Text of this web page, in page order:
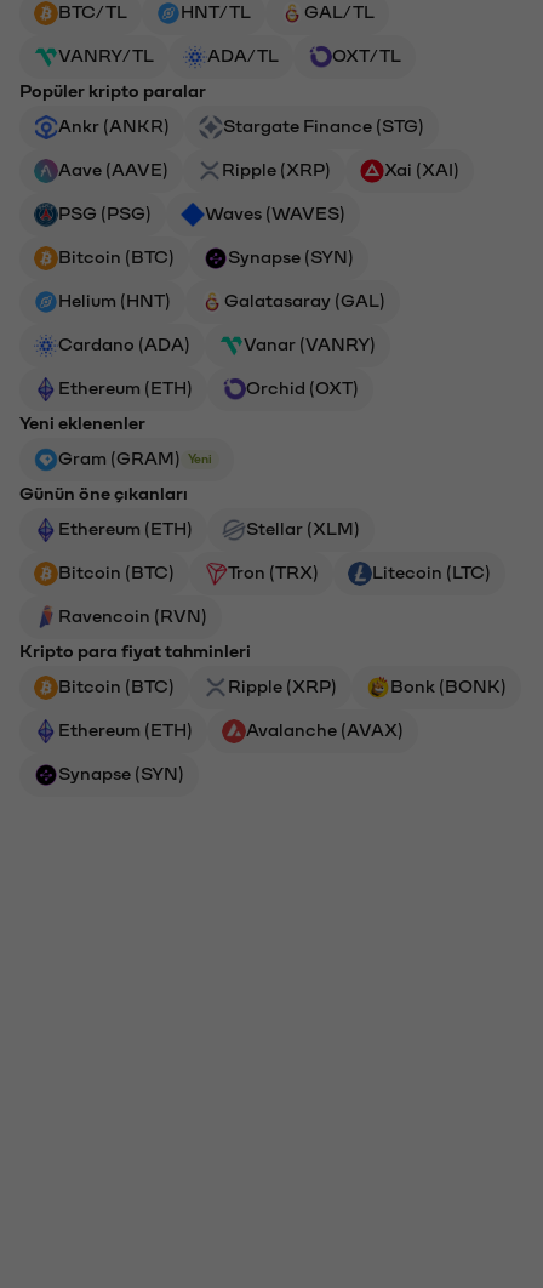
BTC/TL HNT/TL GAL/TL
VANRY/TL ADA/TL
OXT/TL
Popüler kripto paralar
Ankr (ANKR)
Stargate Finance (STG)
Aave (AAVE) Ripple (XRP) Xai (XAI)
PSG (PSG) Waves (WAVES)
Bitcoin (BTC) Synapse (SYN)
Helium (HNT) Galatasaray (GAL)
Cardano (ADA) Vanar (VANRY)
Ethereum (ETH)
Orchid (OXT)
Yeni eklenenler
Gram (GRAM)
Yeni
Günün öne çıkanları
Ethereum (ETH)
Stellar (XLM)
Bitcoin (BTC) Tron (TRX) Litecoin (LTC)
Ravencoin (RVN)
Kripto para fiyat tahminleri
Bitcoin (BTC)
Ripple (XRP) Bonk (BONK)
Ethereum (ETH) Avalanche (AVAX)
Synapse (SYN)